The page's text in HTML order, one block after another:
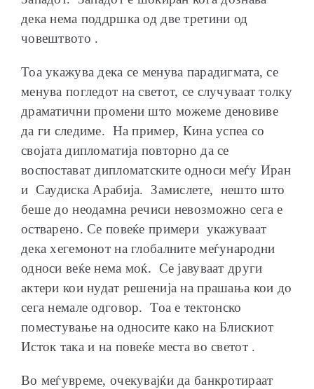
дека нема поддршка од две третини од
човештвото .
Тоа укажува дека се менува парадигмата, се
менува погледот на светот, се случуваат толку
драматични промени што можеме деновиве
да ги следиме. На пример, Кина успеа со
својата дипломатија повторно да се
воспостават дипломатските односи меѓу Иран
и Саудиска Арабија. Замислете, нешто што
беше до неодамна речиси невозможно сега е
остварено. Се повеќе примери укажуваат
дека хегемонот на глобалните меѓународни
односи веќе нема моќ. Се јавуваат други
актери кои нудат решенија на прашања кои до
сега немале одговор. Тоа е тектонско
поместување на односите како на Блискиот
Исток така и на повеќе места во светот .
Во меѓувреме, очекувајќи да банкротираат